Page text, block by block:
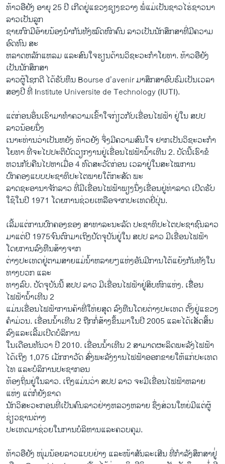
ທ້າວອືຢັງ ອາຍຸ 25 ປີ ເກີດຢູ່ແຂວງຊຽງຂວາງ ພໍ່ແມ່ເປັນຊາວໄຮ່ຊາວນາ
ລາວເປັນລູກ
ຊາຍກົກມີອ້າຍນ້ອງນຳກັນທັງໝົດຫົກຄົນ ລາວເປັນນັກສຶກສາທີ່ມີຄວາມ
ອົດທົນ ສະ
ຫລາດຫລັກແຫລມ ແລະສົນໃຈຮຽນດ້ານວິຊະວະກຳໂຍທາ. ທ້າວ​ອື​ຍັງ ​
ເປັນ​ນັກ​ສຶກສາ
ລາ​ວຜູ້​ໂຊກ​ດີ ​ໄດ້​ຮັບ​ທຶນ Bourse d’avenir ມາ​ສຶກສາ​ອົບ​ຮົມ​ເປັນ​ເວລາ​
ສອງ​ປີ ທີ່ Institute Universite de Technology (IUTI).​
​ແຕ່​ກ່ອນ​ອຶ່ນເຮົາມາທຳຄວາມເຂົ້າໃຈກ່ຽວກັບເຂື່ອນໄຟຟ້າ ຢູ່ໃນ ສປປ
ລາວນ້ອຍນຶ່ງ
ເນາະທ່ານວ່າ​ເປັນ​ຫຍັງ ທ້າວຢັງ ຈຶ່ງມີຄວາມສົນໃຈ ຢາກເປັນວິຊະວະກຳ​
ໂຍທາ ທີ່​ຈະ​ໄປ​ປະຕິບັດ​ວຽກງານ​ຢູ່​ເຂື່ອນ​ໄຟຟ້າ​ນໍ້າ​ເທີນ 2. ບັດ​ນີ້​ເຮົາ​ຂໍ​
ຫວນກັບ​ຄືນ​ໄປຫາ​ເມື່ອ 4 ທົດ​ສະ​ວັດ​ກ່ອນ ເວລາຢູ່ໃນສະໄໝການ
ປົກຄອງແບບປະຊາທິປະໄຕພາຍໃຕ້ກະສັດ ພະ
ລາດຊະອານາຈັກລາວ ທີ່ມີເຂື່ອນໄຟຟ້າພຽງນຶ່ງ​ເຂື່ອນຢູ່ທ່າລາດ ເປີດຮັບ
ໃຊ້ໃນປີ 1971 ໂດຍການຊ່ວຍເຫລືອຈາກປະເທດຍີ່ປຸ່ນ.
ເລີ້ມແຕ່ການປົກຄອງຂອງ ສາທາລະນະລັດ ປະຊາທິປະໄຕປະຊາຊົນລາວ
ມາແຕ່ປີ 1975ຈົນຕົກມາເຖິງປັດຈຸບັນຢູ່​ໃນ ສປປ ລາວ ມີເຂື່ອນໄຟຟ້າ
ໂດຍການລົງທືນສ້າງຈາກ
ຕ່າງປະ​ເທດຢູ່ຕາມສາຍແມ່ນໍ້າຫລາຍໆແຫ່ງອັນມີການ​ໂຕ້​ແຍ້​ງກັນທັງໃນ​
ທາງບວກ ແລະ
ທາງລົບ. ປັດຈຸບັນນີ້ ສປປ ລາວ ມີເຂື່ອນໄຟຟ້າຢູ່ສິບຫົກແຫ່ງ. ເຂືື່ອນ
ໄຟຟ້ານໍ້າເທີນ 2
ແມ່ນເຂື່ອນໄຟຟ້າການຄ້າທີ່ໃຫ່ຍສຸດ ລົງທືນໂດຍຕ່າງປະເທດ ຕັ້ງຢູ່ແຂວງ
ຄຳມ່ວນ. ເຂື່ອນນໍ້າເທີນ 2 ຖືກກໍ່ສ້າງຂຶ້ນມາໃນປີ 2005 ແລະ​ໄດ້ເສັດສິ້ນ​
ລົງແລະເລີ້ມເປີດບໍລິການ
ໃນເດືອນທັນວາ ປີ 2010. ເຂື່ອນນໍ້າເທີນ 2 ສາມາດຜະລິດພະລັງໄຟຟ້າ
ໄດ້ເຖິງ 1,075 ເມັກກາວັດ ສົ່ງພະລັງງ​ານ​ໄຟຟ້າອອກ​ຂາຍໃຫ້ແກ່ປະເທດ
ໄທ ແລະບໍລິການປະຊາກອນ
ທ້ອງຖິ່ນຢູ່ໃນລາວ. ເຖິງ​ແມ່ນ​ວ່າ ສປປ ລາວ ຈະມີ​ເຂື່​ອນ​ໄຟຟ້າ​ຫລາຍ​
ແຫ່ງ ​ແຕ່ກໍຍັງຂາດ
ນັກວິສະວະກອນທີ່ເປັນຄົນລາວຢ່າງຫລວງຫລາຍ ຊຶ່ງສ່ວນໃຫຍ່ມີແຕ່ຜູ້
ຊ່ຽວຊານຕ່າງ
ປະເທດມາຊ່ວຍ​ໃນ​ການບໍລິຫານແລະ​ຄວບ​ຄຸມ.
ທ້າວອືຢັງ ໜຸ່ມນ້ອຍລາວ​ແບບຢ່າງ ​ແລະໜ້າ​ສັນລະ​ເສີນ ທີ່​ກຳລັງ​ສຶກສາ​ຢູ່່​